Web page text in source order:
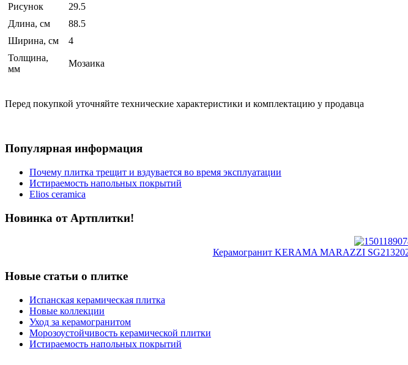
Рисунок
29.5
Длина, см
88.5
Ширина, см
4
Толщина,
мм
Мозаика
Перед покупкой уточняйте технические характеристики и комплектацию у продавца
Популярная информация
Почему плитка трещит и вздувается во время эксплуатации
Истираемость напольных покрытий
Elios ceramica
Новинка от Артплитки!
Керамогранит KERAMA MARAZZI
Новые статьи о плитке
Испанская керамическая плитка
Новые коллекции
Уход за керамогранитом
Морозоустойчивость керамической плитки
Истираемость напольных покрытий